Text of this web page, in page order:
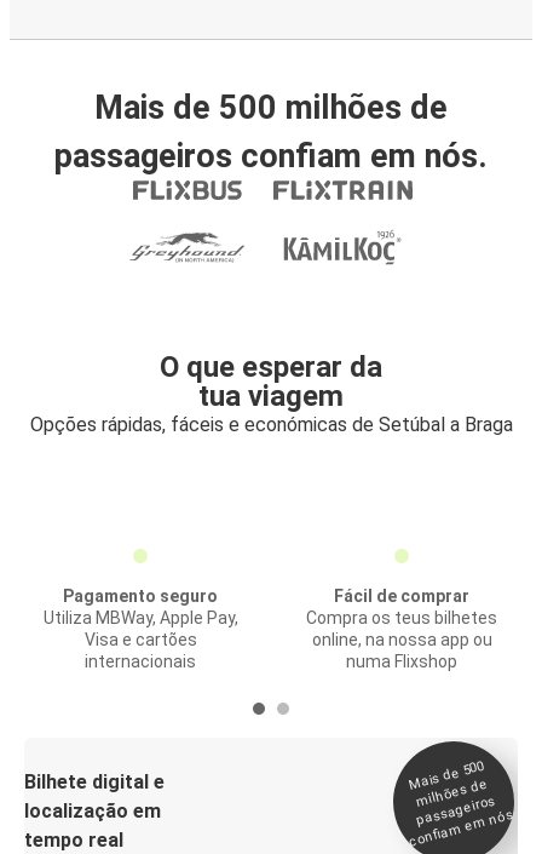
Mais de 500 milhões de
passageiros confiam em nós.
O que esperar da
tua viagem
Opções rápidas, fáceis e económicas de Setúbal a Braga
Pagamento seguro
Utiliza MBWay, Apple Pay,
Visa e cartões
internacionais
Fácil de comprar
Compra os teus bilhetes
online, na nossa app ou
numa Flixshop
Bilhete digital e
localização em
tempo real
Mais de 500
milhões de
passageiros
confia
m e
m nós